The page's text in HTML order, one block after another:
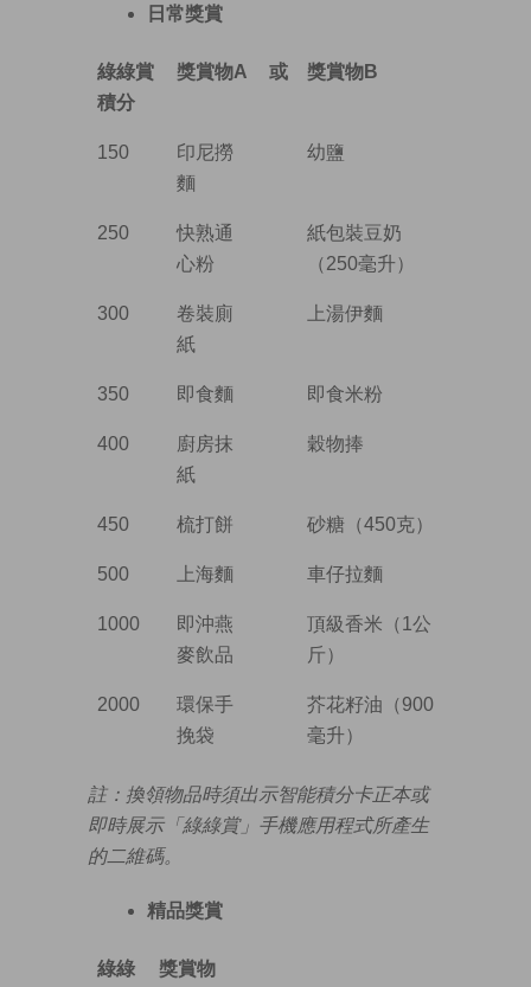
日常獎賞
綠綠賞
積分
獎賞物A 或 獎賞物B
150
印尼撈
麵
幼鹽
250
快熟通
心粉
紙包裝豆奶
（250毫升）
300
卷裝廁
紙
上湯伊麵
350 即食麵 即食米粉
400
廚房抹
紙
穀物捧
450 梳打餅 砂糖（450克）
500 上海麵 車仔拉麵
1000
即沖燕
麥飲品
頂級香米（1公
斤）
2000
環保手
挽袋
芥花籽油（900
毫升）
註：換領物品時須出示智能積分卡正本或
即時展示「綠綠賞」手機應用程式所產生
的二維碼。
精品獎賞
綠綠
獎賞物